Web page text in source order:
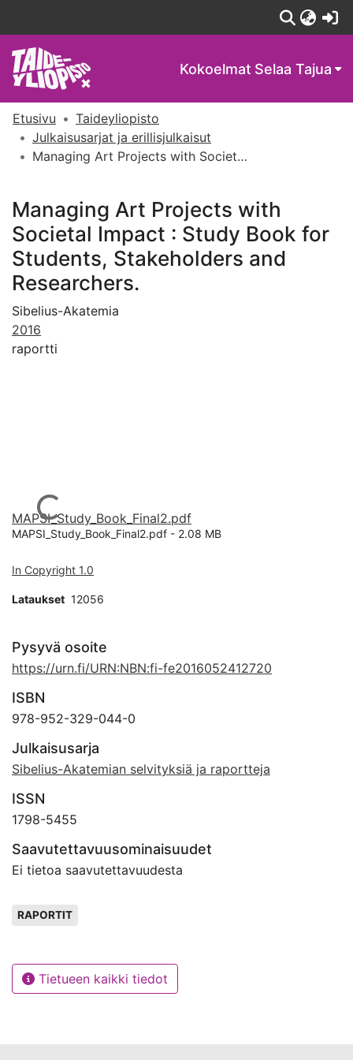
Kokoelmat Selaa Tajua
Etusivu
Taideyliopisto
Julkaisusarjat ja erillisjulkaisut
Managing Art Projects with Societal Impact : Study Book for Students, Stakeholders and Researchers.
Managing Art Projects with
Societal Impact : Study Book for
Students, Stakeholders and
Researchers.
Sibelius-Akatemia
2016
raportti
Ladataan...
MAPSI_Study_Book_Final2.pdf
MAPSI_Study_Book_Final2.pdf - 2.08 MB
In Copyright 1.0
Lataukset 12056
Pysyvä osoite
https://urn.fi/URN:NBN:fi-fe2016052412720
ISBN
978-952-329-044-0
Julkaisusarja
Sibelius-Akatemian selvityksiä ja raportteja
ISSN
1798-5455
Saavutettavuusominaisuudet
Ei tietoa saavutettavuudesta
RAPORTIT
Tietueen kaikki tiedot